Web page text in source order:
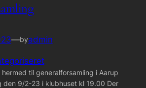
—byadmin
til generalforsamling i Aarup
den 9/2-23 i klubhuset kl 19.00 Der